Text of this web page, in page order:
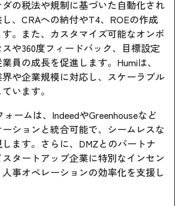
の税法や規制に基づいた自動化され
、CRAへの納付やT4、ROEの作成
。また、カスタマイズ可能なオンボ
や360度フィードバック、目標設定
員の成長を促進します。Humiは、
や企業規模に対応し、スケーラブル
います。
ームは、IndeedやGreenhouseなど
ションと統合可能で、シームレスな
ます。さらに、DMZとのパートナ
タートアップ企業に特別なインセン
事オペレーションの効率化を支援し